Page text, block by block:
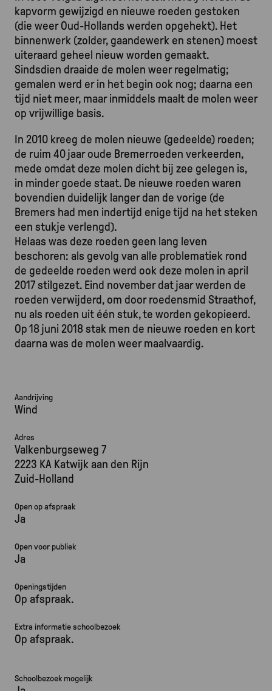
kapvorm gewijzigd en nieuwe roeden gestoken
(die weer Oud-Hollands werden opgehekt). Het
binnenwerk (zolder, gaandewerk en stenen) moest
uiteraard geheel nieuw worden gemaakt.
Sindsdien draaide de molen weer regelmatig;
gemalen werd er in het begin ook nog; daarna een
tijd niet meer, maar inmiddels maalt de molen weer
op vrijwillige basis.
In 2010 kreeg de molen nieuwe (gedeelde) roeden;
de ruim 40 jaar oude Bremerroeden verkeerden,
mede omdat deze molen dicht bij zee gelegen is,
in minder goede staat. De nieuwe roeden waren
bovendien duidelijk langer dan de vorige (de
Bremers had men indertijd enige tijd na het steken
een stukje verlengd).
Helaas was deze roeden geen lang leven
beschoren: als gevolg van alle problematiek rond
de gedeelde roeden werd ook deze molen in april
2017 stilgezet. Eind november dat jaar werden de
roeden verwijderd, om door roedensmid Straathof,
nu als roeden uit één stuk, te worden gekopieerd.
Op 18 juni 2018 stak men de nieuwe roeden en kort
daarna was de molen weer maalvaardig.
Aandrijving
Wind
Adres
Valkenburgseweg 7
2223 KA Katwijk aan den Rijn
Zuid-Holland
Open op afspraak
Ja
Open voor publiek
Ja
Openingstijden
Op afspraak.
Extra informatie schoolbezoek
Op afspraak.
Schoolbezoek mogelijk